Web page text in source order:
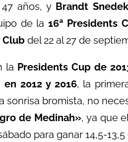
años, y Brandt
de la 16ª Presidents
Club del 22 al 27 de
la Presidents Cup de
en 2012 y 2016, la
sonrisa bromista, no
de Medinah», ya que
para ganar 14,5-